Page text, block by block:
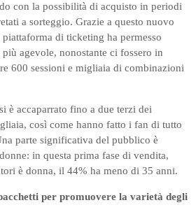
con la possibilità di acquisto in periodi
a sorteggio. Grazie a questo nuovo
di ticketing ha permesso
più agevole, nonostante ci fossero in
600 sessioni e migliaia di combinazioni
è accaparrato fino a due terzi dei
così come hanno fatto i fan di tutto
parte significativa del pubblico è
in questa prima fase di vendita,
è donna, il 44% ha meno di 35 anni.
per promuovere la varietà degli